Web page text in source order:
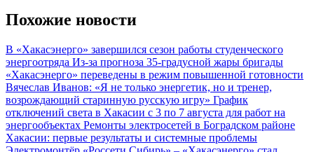
Похожие новости
В «Хакасэнерго» завершился сезон работы студенческого
энергоотряда Из-за прогноза 35-градусной жары бригады
«Хакасэнерго» переведены в режим повышенной готовности
Вячеслав Иванов: «Я не только энергетик, но и тренер,
возрождающий старинную русскую игру» График
отключений света в Хакасии с 3 по 7 августа для работ на
энергообъектах Ремонты электросетей в Боградском районе
Хакасии: первые результаты и системные проблемы